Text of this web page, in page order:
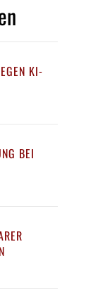
KI-
BEI